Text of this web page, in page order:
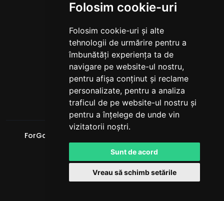
Folosim cookie-uri
Folosim cookie-uri și alte
tehnologii de urmărire pentru a
îmbunătăți experiența ta de
navigare pe website-ul nostru,
pentru afișa conținut și reclame
personalizate, pentru a analiza
traficul de pe website-ul nostru și
pentru a înțelege de unde vin
vizitatorii noștri.
Sunt de acord
Vreau să schimb setările
YouTube
Discord
LINKURI
Reguli
Termeni de utilizare
Politica de confidențialitate
ForGaming.Ro
Powered byLeaderOS
Română